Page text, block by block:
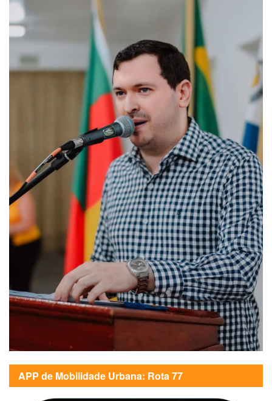
APP de Mobilidade Urbana: Rota 77